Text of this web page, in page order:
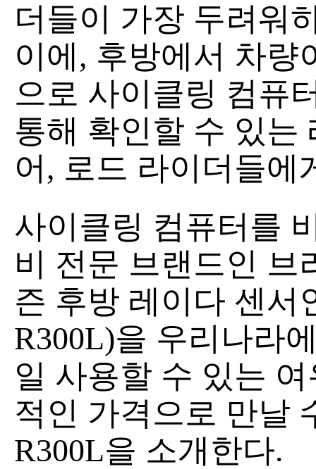
더들이 가장 두려워
이에, 후방에서 차량
으로 사이클링 컴퓨
통해 확인할 수 있는
어, 로드 라이더들에
사이클링 컴퓨터를
비 전문 브랜드인 브
즌 후방 레이다 센서
R300L)을 우리나라
일 사용할 수 있는
적인 가격으로 만날
R300L을 소개한다.